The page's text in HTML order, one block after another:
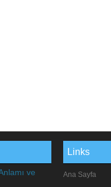
ve
Links
Ana Sayfa